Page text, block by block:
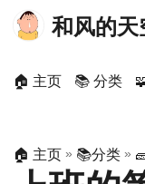
和风的天
🏠 主页 📚 分类
🏠 主页 » 📚分类 »